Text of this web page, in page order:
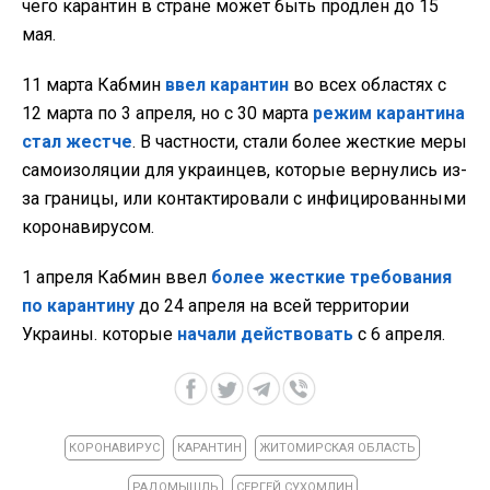
чего карантин в стране может быть продлен до 15
мая.
11 марта Кабмин ввел карантин во всех областях с
12 марта по 3 апреля, но с 30 марта режим карантина
стал жестче. В частности, стали более жесткие меры
самоизоляции для украинцев, которые вернулись из-
за границы, или контактировали с инфицированными
коронавирусом.
1 апреля Кабмин ввел более жесткие требования
по карантину до 24 апреля на всей территории
Украины. которые начали действовать с 6 апреля.
КОРОНАВИРУС КАРАНТИН ЖИТОМИРСКАЯ ОБЛАСТЬ
РАДОМЫШЛЬ СЕРГЕЙ СУХОМЛИН